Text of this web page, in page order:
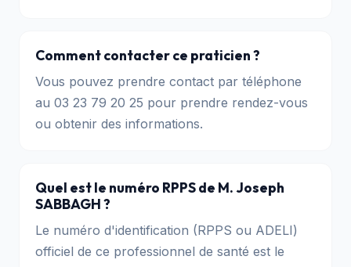
Comment contacter ce praticien ?
Vous pouvez prendre contact par téléphone
au 03 23 79 20 25 pour prendre rendez-vous
ou obtenir des informations.
Quel est le numéro RPPS de M. Joseph
SABBAGH ?
Le numéro d'identification (RPPS ou ADELI)
officiel de ce professionnel de santé est le